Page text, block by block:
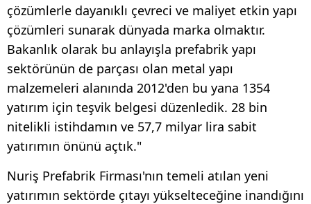
çözümlerle dayanıklı çevreci ve maliyet etkin yapı
çözümleri sunarak dünyada marka olmaktır.
Bakanlık olarak bu anlayışla prefabrik yapı
sektörünün de parçası olan metal yapı
malzemeleri alanında 2012'den bu yana 1354
yatırım için teşvik belgesi düzenledik. 28 bin
nitelikli istihdamın ve 57,7 milyar lira sabit
yatırımın önünü açtık."
Nuriş Prefabrik Firması'nın temeli atılan yeni
yatırımın sektörde çıtayı yükselteceğine inandığını